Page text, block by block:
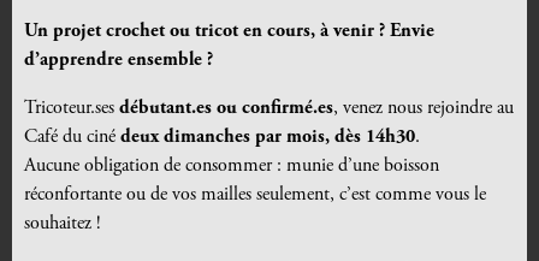
Un projet crochet ou tricot en cours, à venir ? Envie
d’apprendre ensemble ?
Tricoteur.ses débutant.es ou confirmé.es, venez nous rejoindre au
Café du ciné deux dimanches par mois, dès 14h30.
Aucune obligation de consommer : munie d’une boisson
réconfortante ou de vos mailles seulement, c’est comme vous le
souhaitez !